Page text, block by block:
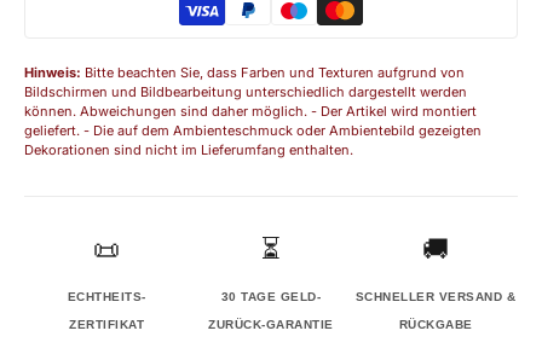
Hinweis: Bitte beachten Sie, dass Farben und Texturen aufgrund von
Bildschirmen und Bildbearbeitung unterschiedlich dargestellt werden
können. Abweichungen sind daher möglich. - Der Artikel wird montiert
geliefert. - Die auf dem Ambienteschmuck oder Ambientebild gezeigten
Dekorationen sind nicht im Lieferumfang enthalten.
📜
ECHTHEITS-
ZERTIFIKAT
⏳
30 TAGE GELD-
ZURÜCK-GARANTIE
🚚
SCHNELLER VERSAND &
RÜCKGABE